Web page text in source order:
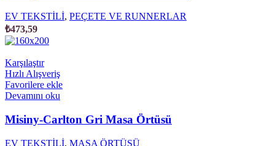
EV TEKSTİLİ, PEÇETE VE RUNNERLAR
₺473,59
Karşılaştır
Hızlı Alışveriş
Favorilere ekle
Devamını oku
Misiny-Carlton Gri Masa Örtüsü
EV TEKSTİLİ, MASA ÖRTÜSÜ